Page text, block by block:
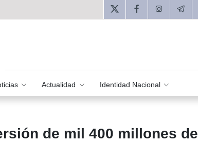
Actualidad Identidad Nacional
de mil 400 millones de